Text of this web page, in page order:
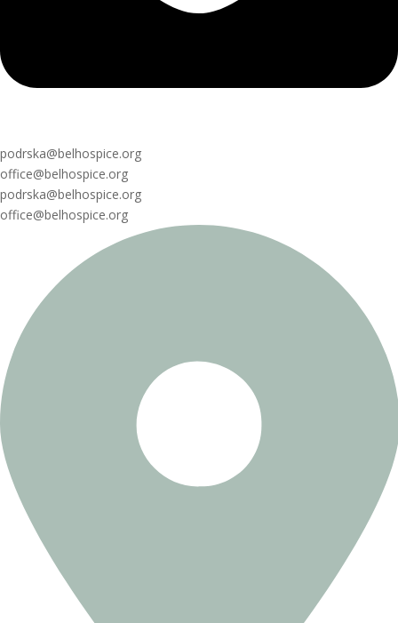
podrska@belhospice.org
office@belhospice.org
podrska@belhospice.org
office@belhospice.org